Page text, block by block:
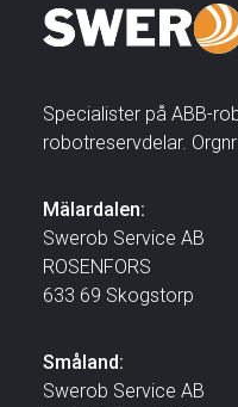
Specialister på ABB-
robotreservdelar.
Mälardalen:
Swerob Service AB
ROSENFORS
633 69 Skogstorp
Småland:
Swerob Service AB